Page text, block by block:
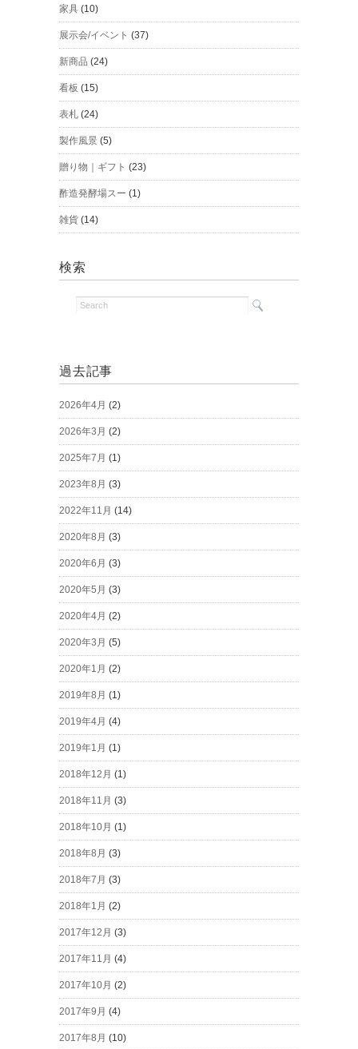
家具 (10)
展示会/イベント (37)
新商品 (24)
看板 (15)
表札 (24)
製作風景 (5)
贈り物｜ギフト (23)
酢造発酵場スー (1)
雑貨 (14)
検索
過去記事
2026年4月 (2)
2026年3月 (2)
2025年7月 (1)
2023年8月 (3)
2022年11月 (14)
2020年8月 (3)
2020年6月 (3)
2020年5月 (3)
2020年4月 (2)
2020年3月 (5)
2020年1月 (2)
2019年8月 (1)
2019年4月 (4)
2019年1月 (1)
2018年12月 (1)
2018年11月 (3)
2018年10月 (1)
2018年8月 (3)
2018年7月 (3)
2018年1月 (2)
2017年12月 (3)
2017年11月 (4)
2017年10月 (2)
2017年9月 (4)
2017年8月 (10)